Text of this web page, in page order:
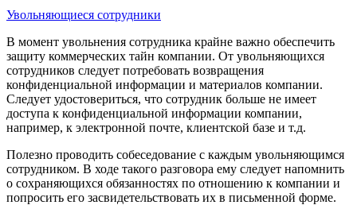
Увольняющиеся сотрудники
В момент увольнения сотрудника крайне важно обеспечить
защиту коммерческих тайн компании. От увольняющихся
сотрудников следует потребовать возвращения
конфиденциальной информации и материалов компании.
Следует удостовериться, что сотрудник больше не имеет
доступа к конфиденциальной информации компании,
например, к электронной почте, клиентской базе и т.д.
Полезно проводить собеседование с каждым увольняющимся
сотрудником. В ходе такого разговора ему следует напомнить
о сохраняющихся обязанностях по отношению к компании и
попросить его засвидетельствовать их в письменной форме.